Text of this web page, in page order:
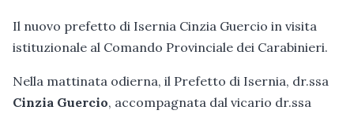
Il nuovo prefetto di Isernia Cinzia Guercio in visita
istituzionale al Comando Provinciale dei Carabinieri.
Nella mattinata odierna, il Prefetto di Isernia, dr.ssa
Cinzia Guercio, accompagnata dal vicario dr.ssa